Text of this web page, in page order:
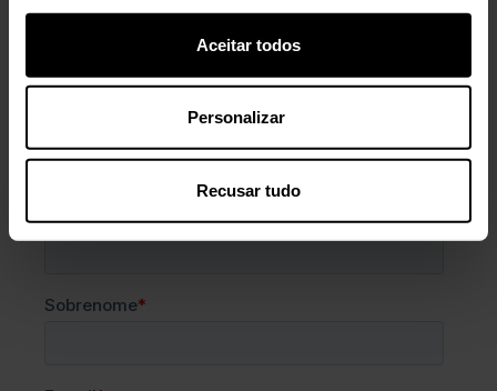
Aceitar todos
Personalizar
Recusar tudo
SAIBA MAIS
Entre em contato com a Kemin: